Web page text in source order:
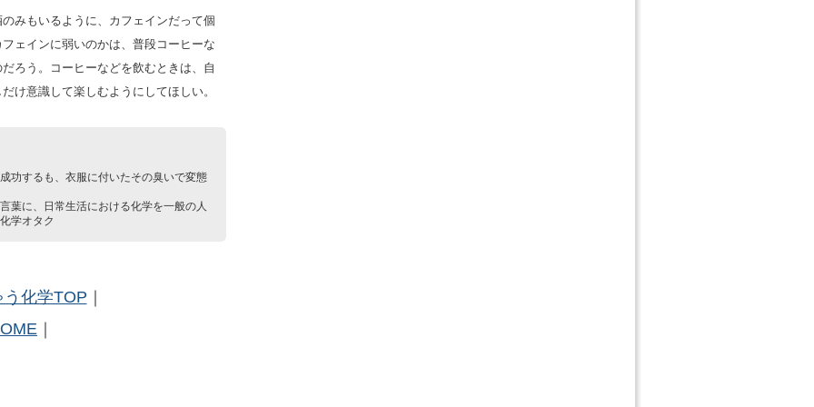
みもいるように、カフェインだって個
ェインに弱いのかは、普段コーヒーな
ろう。コーヒーなどを飲むときは、自
け意識して楽しむようにしてほしい。
功するも、衣服に付いたその臭いで変態
葉に、日常生活における化学を一般の人
学オタク
化学TOP